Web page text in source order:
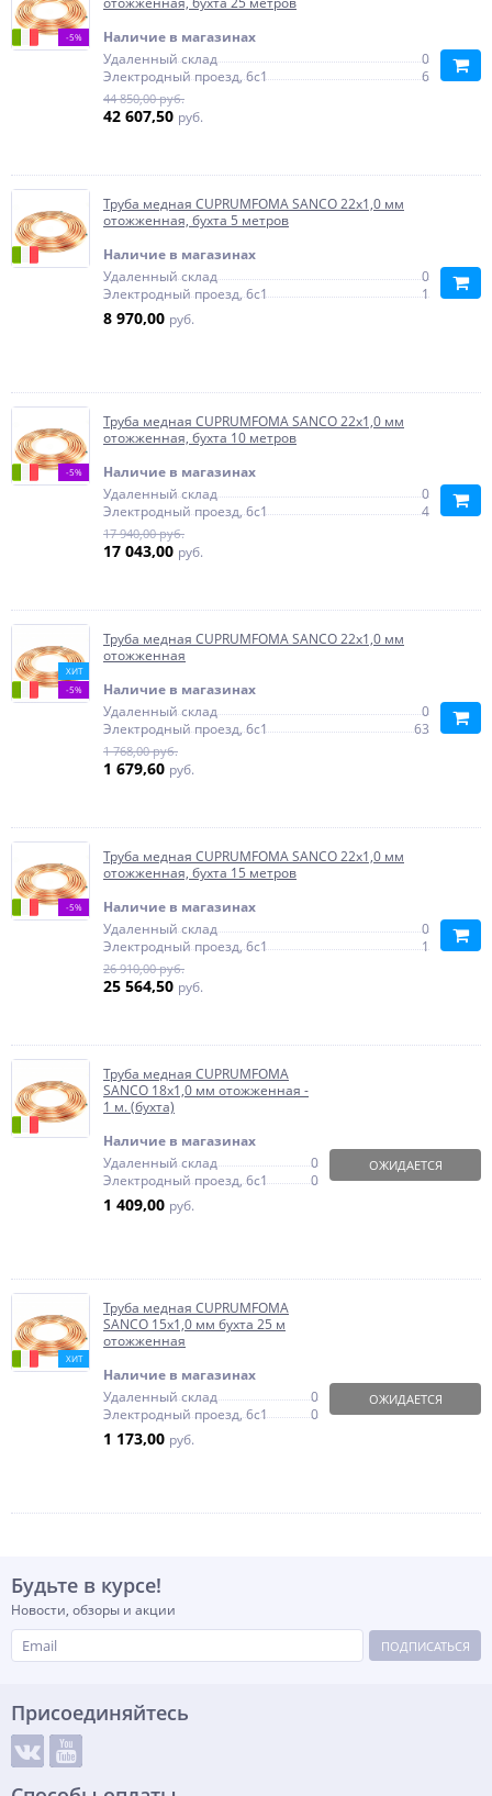
-5%
Наличие в магазинах
Удаленный склад
0
Электродный проезд, 6с1
6
44 850,00 руб.
42 607,50 руб.
Труба медная CUPRUMFOMA SANCO 22х1,0 мм
отожженная, бухта 5 метров
Наличие в магазинах
Удаленный склад
0
Электродный проезд, 6с1
1
8 970,00 руб.
-5%
Труба медная CUPRUMFOMA SANCO 22х1,0 мм
отожженная, бухта 10 метров
Наличие в магазинах
Удаленный склад
0
Электродный проезд, 6с1
4
17 940,00 руб.
17 043,00 руб.
ХИТ
-5%
Труба медная CUPRUMFOMA SANCO 22х1,0 мм
отожженная
Наличие в магазинах
Удаленный склад
0
Электродный проезд, 6с1
63
1 768,00 руб.
1 679,60 руб.
-5%
Труба медная CUPRUMFOMA SANCO 22х1,0 мм
отожженная, бухта 15 метров
Наличие в магазинах
Удаленный склад
0
Электродный проезд, 6с1
1
26 910,00 руб.
25 564,50 руб.
Труба медная CUPRUMFOMA
SANCO 18х1,0 мм отожженная -
1 м. (бухта)
Наличие в магазинах
Удаленный склад
0
Электродный проезд, 6с1
0
1 409,00 руб.
ОЖИДАЕТСЯ
ХИТ
Труба медная CUPRUMFOMA
SANCO 15х1,0 мм бухта 25 м
отожженная
Наличие в магазинах
Удаленный склад
0
Электродный проезд, 6с1
0
1 173,00 руб.
ОЖИДАЕТСЯ
Будьте в курсе!
Новости, обзоры и акции
ПОДПИСАТЬСЯ
Присоединяйтесь